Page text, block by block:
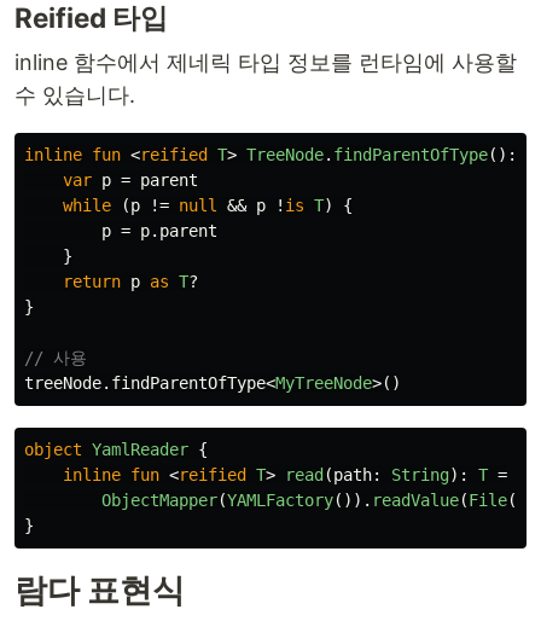
Reified 타입
inline 함수에서 제네릭 타입 정보를 런타임에 사용할
수 있습니다.
inline fun <reified T> TreeNode. findParentOfType():
var p = parent
while
(p != null && p ! is T)
{
p = p. parent
}
return p as T?
}
// 사용
treeNode. findParentOfType<MyTreeNode>()
object YamlReader {
inline fun <reified T> read (path: String): T =
ObjectMapper(YAMLFactory()). readValue(File(
}
람다 표현식